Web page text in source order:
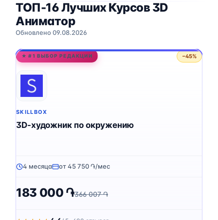
ТОП-16 Лучших Курсов 3D
Аниматор
Обновлено 09.08.2026
★ #1 ВЫБОР РЕДАКЦИИ −45%
SKILLBOX
3D-художник по окружению
4 месяца от 45 750 ֏/мес
183 000 ֏366 007 ֏